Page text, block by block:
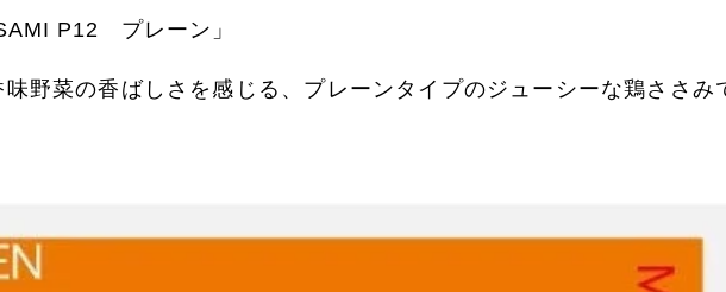
P12 プレーン」
味野菜の香ばしさを感じる、プレーンタイプのジューシーな鶏ささみ